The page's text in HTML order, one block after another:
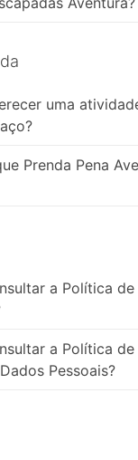
uma
Prenda Pena
a Política de
a Política
Pessoais?